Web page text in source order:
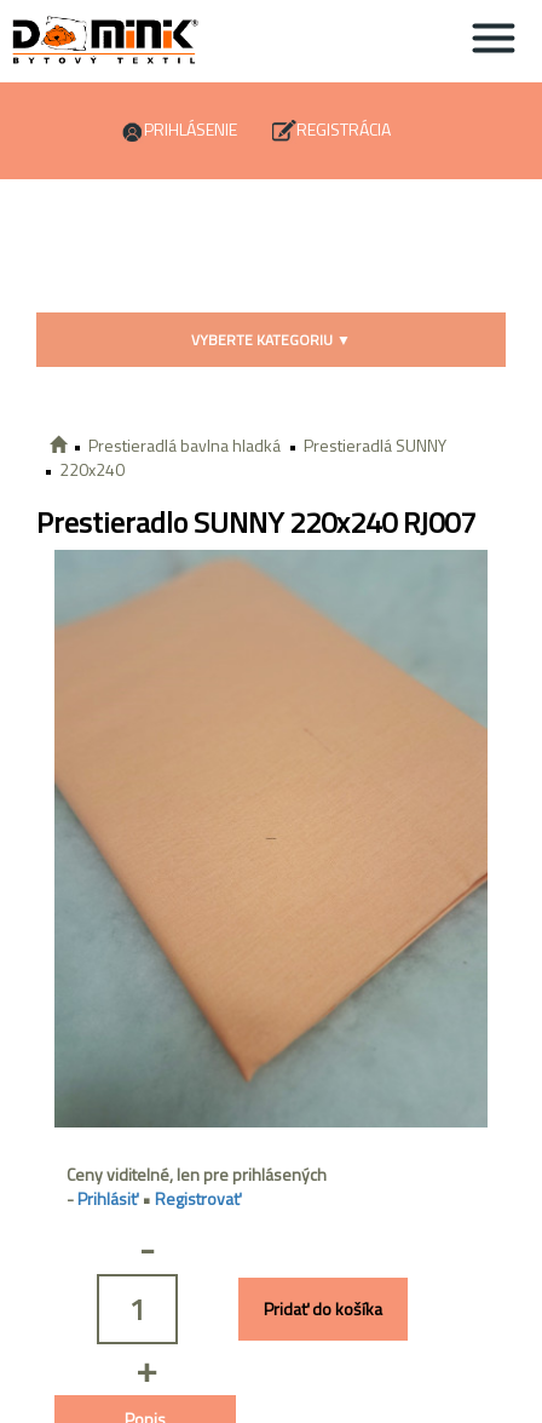
PRIHLÁSENIE REGISTRÁCIA
VYBERTE KATEGORIU ▼
Prestieradlá bavlna hladká
Prestieradlá SUNNY
220x240
Prestieradlo SUNNY 220x240 RJ007
Ceny viditelné, len pre prihlásených
-Prihlásiť•Registrovať
-
+
Pridať do košíka